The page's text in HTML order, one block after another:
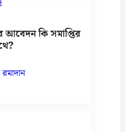
আবেদন কি সমাপ্তির